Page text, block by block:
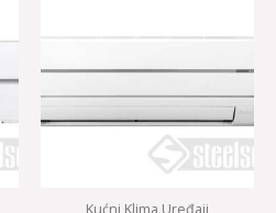
Kućni Klima Uređaji